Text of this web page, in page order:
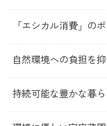
「エシカル消費」の
自然環境への負担を
持続可能な豊かな暮